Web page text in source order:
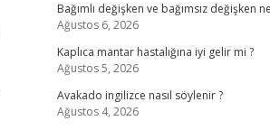
Bağımlı değişken ve bağımsız değişken
Ağustos 6, 2026
Kaplıca mantar hastalığına iyi gelir mi ?
Ağustos 5, 2026
Avakado ingilizce nasıl söylenir ?
Ağustos 4, 2026